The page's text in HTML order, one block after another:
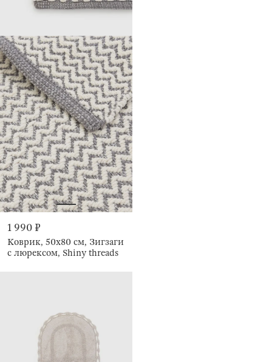
1 990 ₽
Коврик, 50х80 см, Зигзаги
с люрексом, Shiny threads